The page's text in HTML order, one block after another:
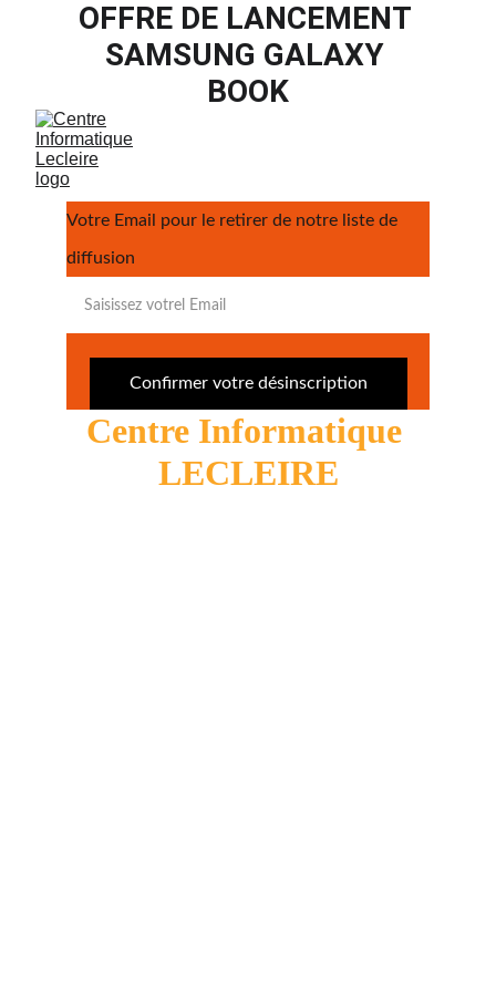
OFFRE DE LANCEMENT
SAMSUNG GALAXY
BOOK
Votre Email pour le retirer de notre liste de
diffusion
Confirmer votre désinscription
Centre Informatique
LECLEIRE